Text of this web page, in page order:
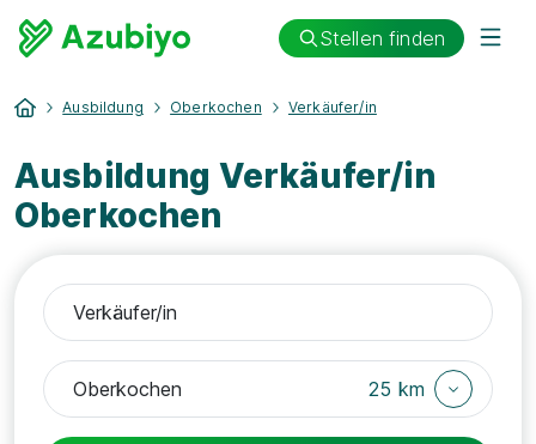
Stellen finden
Ausbildung Oberkochen Verkäufer/in
Ausbildung Verkäufer/in
Oberkochen
25 km